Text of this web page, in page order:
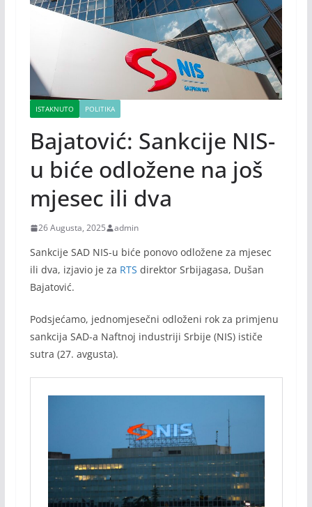
ISTAKNUTO POLITIKA
Bajatović: Sankcije NIS-
u biće odložene na još
mjesec ili dva
26 Augusta, 2025 admin
Sankcije SAD NIS-u biće ponovo odložene za mjesec
ili dva, izjavio je za RTS direktor Srbijagasa, Dušan
Bajatović.
Podsjećamo, jednomjesečni odloženi rok za primjenu
sankcija SAD-a Naftnoj industriji Srbije (NIS) ističe
sutra (27. avgusta).